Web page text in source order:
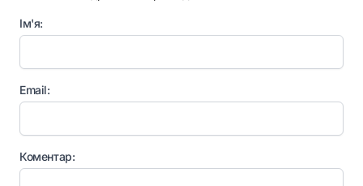
Ім'я:
Email:
Коментар: